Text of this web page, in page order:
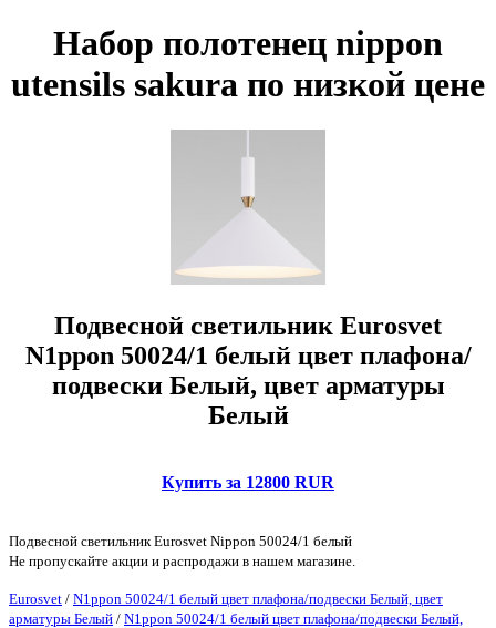
Набор полотенец nippon
utensils sakura по низкой цене
Подвесной светильник Eurosvet
N1ppon 50024/1 белый цвет плафона/
подвески Белый, цвет арматуры
Белый
Купить за 12800 RUR
Подвесной светильник Eurosvet Nippon 50024/1 белый
Не пропускайте акции и распродажи в нашем магазине.
Eurosvet / N1ppon 50024/1 белый цвет плафона/подвески Белый, цвет
арматуры Белый / N1ppon 50024/1 белый цвет плафона/подвески Белый,